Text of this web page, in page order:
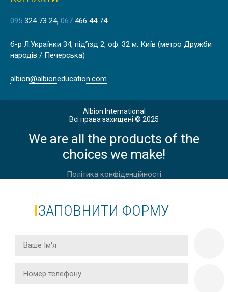
Знижка
КОЛЕДЖ D’OVERBROECK’S
COLLEGE | ОКСФОРД, АНГЛІЯ
BRITISH NATIONAL HIGH SCHOOL
DIPLOMA A-LEVEL ОНЛАЙН,
HARROW SCHOOL, СРЕДНЕЕ
ОБРАЗОВАНИЕ, АНГЛИЯ
ОНЛАЙН, ASU PREP DIGITAL,
СРЕДНЕЕ ОБРАЗОВАНИЕ,
095 324 73 24 067 466 44 74
б-р Л.Українки 34, під’їзд 2, оф. 32 м. Київ (метро Дружби
народів / Печерська)
albion@albioneducation.com
Albion International
Всі права захищені © 2025
We are all the products of the
choices we make!
Політика конфіденційності
ЗАПОВНИТИ ФОРМУ